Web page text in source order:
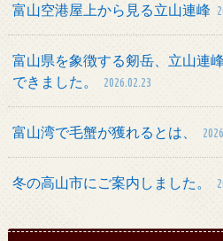
富山空港屋上から見る立山連峰
富山県を象徴する剱岳、立山連
できました。
2026.02.23
富山湾で毛蟹が獲れるとは、
冬の高山市にご案内しました。